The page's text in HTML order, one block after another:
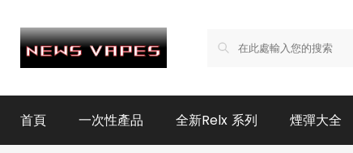
首頁 一次性產品 全新Relx 系列 煙彈大全